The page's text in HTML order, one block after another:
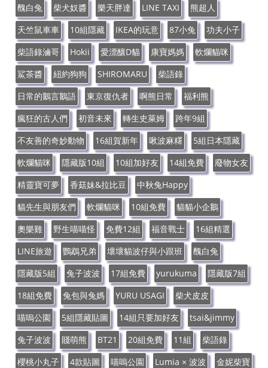
醜白兔
柴犬奴醬 樂天胖達 LINE TAXI
熊超人
天竺鼠車車
10組隱藏 IKEA的玩意 87小兔
功夫小子
柴語錄滷哥
Hokii 愛漂釀D貓 康寶媽媽
軟爛貓咪
鯊茶醬
紐約狗狗 SHIROMARU
柴語錄
日常的鵝言鵝語
東京復仇者 啊熊日常
福利熊
瘋狂的古人們
初音未來 轉生史萊姆
跨年9組
不友善的奇妙動物
16組賀新年 啾波麻糬
5組日本隱藏
軟爛貓咪
隱藏版10組 10組加好友 14組免費
廢物女友
精靈寶可夢
香菇妹&拉比豆
中秋兔Happy
貓先生與朋友們
軟爛貓咪 10組免費
貓貓小企鵝
奧樂雞
野生喵喵怪 免費12組 福音戰士
16組精選
LINE旅遊
鸚鵡兄弟 壞壞貓波仔與小跟班
醜白兔
隱藏版5組
兔子波波 17組免費 yurukuma
隱藏版7組
18組免費
兔包與兔媽 YURU USAGI
柴犬皮皮
喵嗚公園
5組隱藏貼圖 14組只要加好友
tsai&jimmy
兔子波波
賤萌熊 BT21 20組免費 11組
柴語錄
櫻桃小丸子
4款貼圖 喵嗚公園 Lumia × 波波
金妮柴寶